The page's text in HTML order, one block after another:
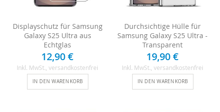
Displayschutz für Samsung
Galaxy S25 Ultra aus
Echtglas
12,90 €
Inkl. MwSt., versandkostenfrei
IN DEN WARENKORB
Durchsichtige Hülle für
Samsung Galaxy S25 Ultra -
Transparent
19,90 €
Inkl. MwSt., versandkostenfrei
IN DEN WARENKORB